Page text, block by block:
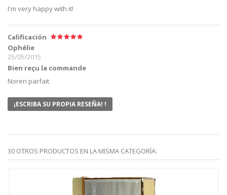
I'm very happy with it!
Calificación
Ophélie
25/05/2015
Bien reçu la commande
Noren parfait
¡ESCRIBA SU PROPIA RESEÑA! !
30 OTROS PRODUCTOS EN LA MISMA CATEGORÍA: